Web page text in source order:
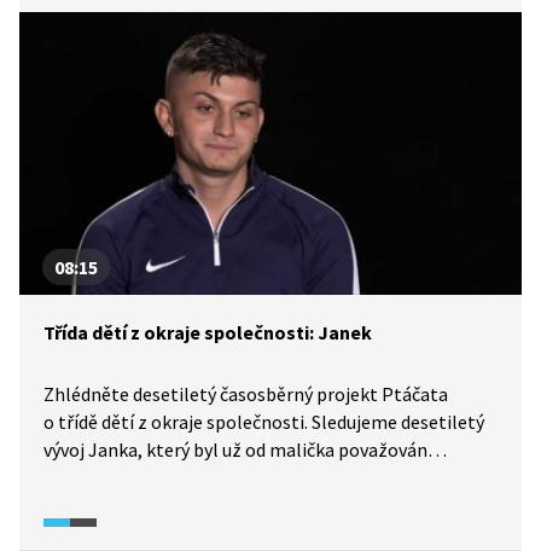
velmi traumatickou zkušenost, která výrazně ovlivnila
její následující životní období.
08:15
Třída dětí z okraje společnosti: Janek
Zhlédněte desetiletý časosběrný projekt Ptáčata
o třídě dětí z okraje společnosti. Sledujeme desetiletý
vývoj Janka, který byl už od malička považován
i v osobním životě dál?